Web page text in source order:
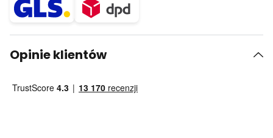
Opinie klientów